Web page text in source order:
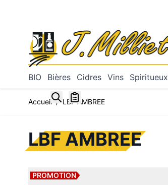
BIO Bières Cidres Vins Spiritueux
Accueil / LBF AMBREE
LBF AMBREE
PROMOTION